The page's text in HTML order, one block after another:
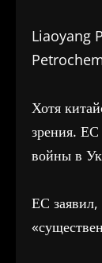
Liaoyang
Хотя
зрения. ЕС
войны в
ЕС